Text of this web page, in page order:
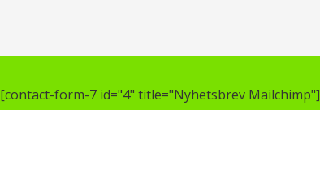
[contact-form-7 id="4" title="Nyhetsbrev Mailchimp"]